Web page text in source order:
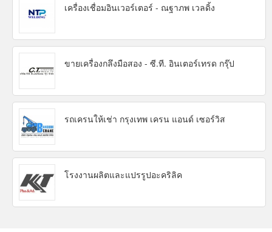
เครื่องเชื่อมอินเวอร์เตอร์ - ณฐาภพ เวลดิ้ง
ขายเครื่องกลึงมือสอง - ซี.ที. อินเตอร์เทรด กรุ๊ป
รถเครนให้เช่า กรุงเทพ เครน แอนด์ เซอร์วิส
โรงงานผลิตและแปรรูปอะคริลิค